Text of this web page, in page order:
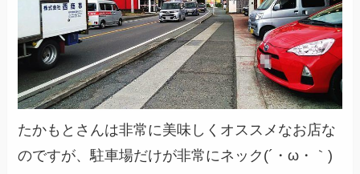
たかもとさんは非常に美味しくオススメなお店な
のですが、駐車場だけが非常にネック(´・ω・｀)